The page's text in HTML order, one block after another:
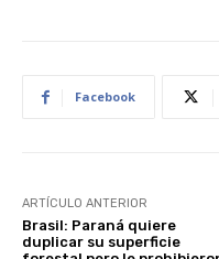
Facebook
ARTÍCULO ANTERIOR
Brasil: Paraná quiere
duplicar su superficie